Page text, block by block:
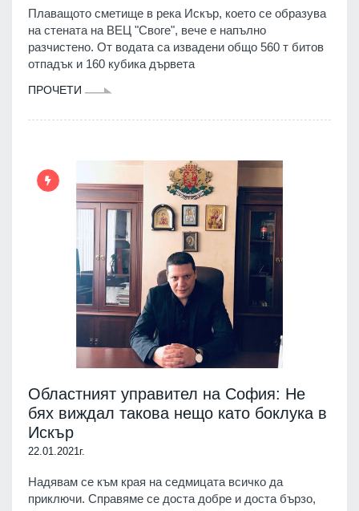
Плаващото сметище в река Искър, което се образува
на стената на ВЕЦ "Своге", вече е напълно
разчистено. От водата са извадени общо 560 т битов
отпадък и 160 кубика дървета
ПРОЧЕТИ
Областният управител на София: Не
бях виждал такова нещо като боклука в
Искър
22.01.2021г.
Надявам се към края на седмицата всичко да
приключи. Справяме се доста добре и доста бързо,